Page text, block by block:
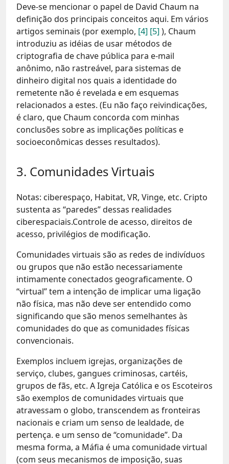
Deve-se mencionar o papel de David Chaum na
definição dos principais conceitos aqui. Em vários
artigos seminais (por exemplo, [4] [5] ), Chaum
introduziu as idéias de usar métodos de
criptografia de chave pública para e-mail
anônimo, não rastreável, para sistemas de
dinheiro digital nos quais a identidade do
remetente não é revelada e em esquemas
relacionados a estes. (Eu não faço reivindicações,
é claro, que Chaum concorda com minhas
conclusões sobre as implicações políticas e
socioeconômicas desses resultados).
3. Comunidades Virtuais
Notas: ciberespaço, Habitat, VR, Vinge, etc. Cripto
sustenta as “paredes” dessas realidades
ciberespaciais.Controle de acesso, direitos de
acesso, privilégios de modificação.
Comunidades virtuais são as redes de indivíduos
ou grupos que não estão necessariamente
intimamente conectados geograficamente. O
“virtual” tem a intenção de implicar uma ligação
não física, mas não deve ser entendido como
significando que são menos semelhantes às
comunidades do que as comunidades físicas
convencionais.
Exemplos incluem igrejas, organizações de
serviço, clubes, gangues criminosas, cartéis,
grupos de fãs, etc. A Igreja Católica e os Escoteiros
são exemplos de comunidades virtuais que
atravessam o globo, transcendem as fronteiras
nacionais e criam um senso de lealdade, de
pertença. e um senso de “comunidade”. Da
mesma forma, a Máfia é uma comunidade virtual
(com seus mecanismos de imposição, suas